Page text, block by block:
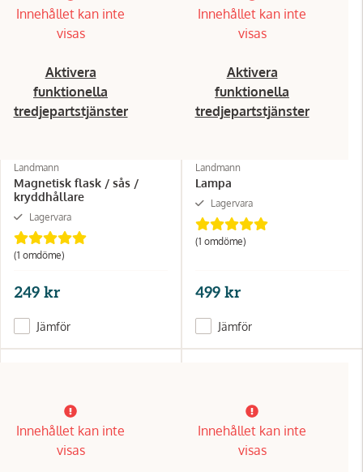
Innehållet kan inte
visas
Aktivera
funktionella
tredjepartstjänster
Landmann
Magnetisk flask / sås /
kryddhållare
Lagervara
(1 omdöme)
249 kr
Jämför
Innehållet kan inte
visas
Aktivera
funktionella
tredjepartstjänster
Landmann
Lampa
Lagervara
(1 omdöme)
499 kr
Jämför
Innehållet kan inte
visas
Innehållet kan inte
visas